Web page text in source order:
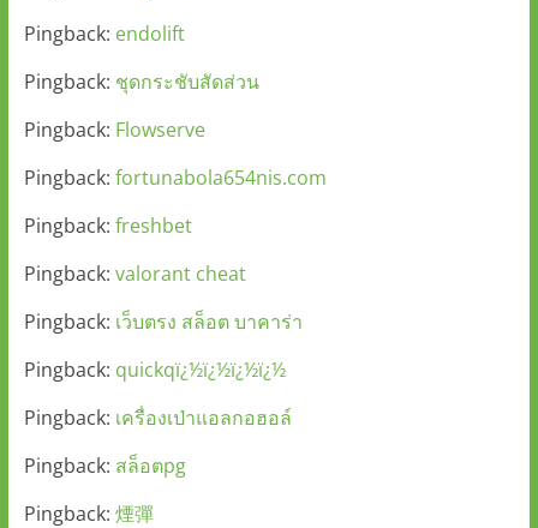
Pingback: endolift
Pingback: ชุดกระชับสัดส่วน
Pingback: Flowserve
Pingback: fortunabola654nis.com
Pingback: freshbet
Pingback: valorant cheat
Pingback: เว็บตรง สล็อต บาคาร่า
Pingback: quickqï¿½ï¿½ï¿½ï¿½
Pingback: เครื่องเป่าแอลกอฮอล์
Pingback: สล็อตpg
Pingback: 煙彈